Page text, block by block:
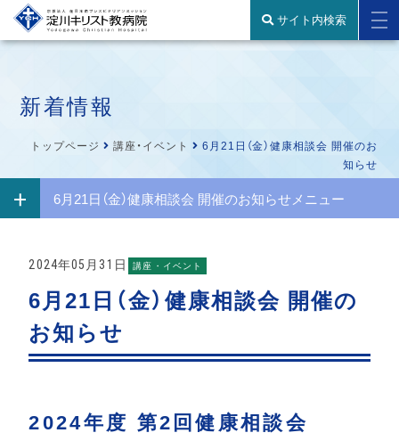
サイト内検索
新着情報
トップページ 講座・イベント
6月21日（金）健康相談会 開催のお
知らせ
6月21日（金）健康相談会 開催のお知らせメニュー
2024年05月31日 講座・イベント
6月21日（金）健康相談会 開催の
お知らせ
2024年度 第2回健康相談会